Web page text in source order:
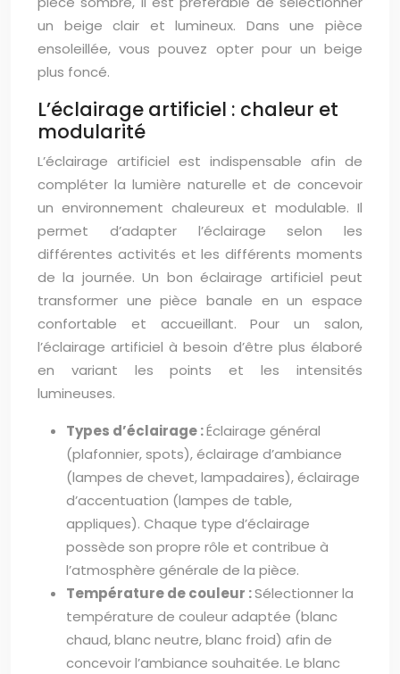
un beige clair et lumineux. Dans une pièce
ensoleillée, vous pouvez opter pour un beige
plus foncé.
L’éclairage artificiel : chaleur et
modularité
L’éclairage artificiel est indispensable afin de
compléter la lumière naturelle et de concevoir
un environnement chaleureux et modulable. Il
permet d’adapter l’éclairage selon les
différentes activités et les différents moments
de la journée. Un bon éclairage artificiel peut
transformer une pièce banale en un espace
confortable et accueillant. Pour un salon,
l’éclairage artificiel à besoin d’être plus élaboré
en variant les points et les intensités
lumineuses.
Types d’éclairage :Éclairage général
(plafonnier, spots), éclairage d’ambiance
(lampes de chevet, lampadaires), éclairage
d’accentuation (lampes de table,
appliques). Chaque type d’éclairage
possède son propre rôle et contribue à
l’atmosphère générale de la pièce.
Température de couleur :Sélectionner la
température de couleur adaptée (blanc
chaud, blanc neutre, blanc froid) afin de
concevoir l’ambiance souhaitée. Le blanc